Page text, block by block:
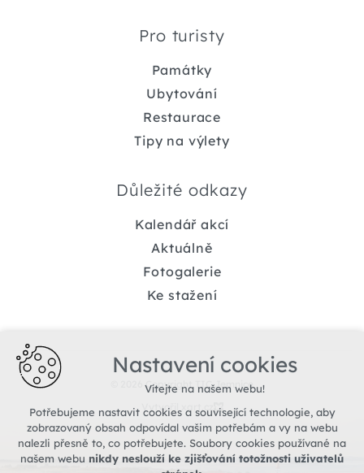
Pro turisty
Památky
Ubytování
Restaurace
Tipy na výlety
Důležité odkazy
Kalendář akcí
Aktuálně
Fotogalerie
Ke stažení
© 2026 Copyright TIC Jemnice
Vytvořil xart.cz
Nastavení cookies
Vítejte na našem webu!
Potřebujeme nastavit cookies a související technologie, aby
zobrazovaný obsah odpovídal vašim potřebám a vy na webu
nalezli přesně to, co potřebujete. Soubory cookies používané na
našem webu nikdy neslouží ke zjišťování totožnosti uživatelů